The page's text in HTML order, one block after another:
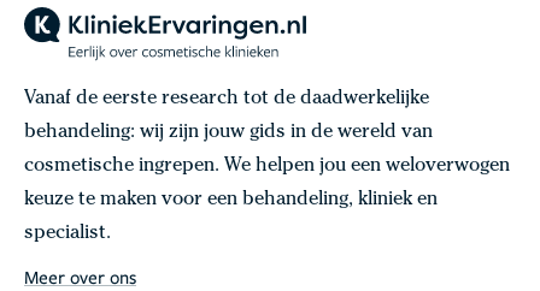
Vanaf de eerste research tot de daadwerkelijke
behandeling: wij zijn jouw gids in de wereld van
cosmetische ingrepen. We helpen jou een weloverwogen
keuze te maken voor een behandeling, kliniek en
specialist.
Meer over ons